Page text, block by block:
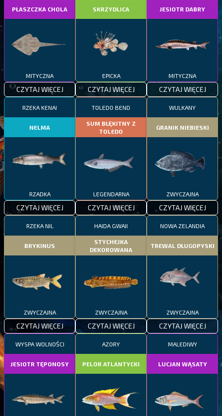
PŁASZCZKA CHOLA
MITYCZNA
CZYTAJ WIĘCEJ
SKRZYDLICA
EPICKA
CZYTAJ WIĘCEJ
JESIOTR DABRY
MITYCZNA
CZYTAJ WIĘCEJ
RZEKA KENAI
NELMA
RZADKA
CZYTAJ WIĘCEJ
TOLEDO BEND
SUM BŁĘKITNY Z
TOLEDO
LEGENDARNA
CZYTAJ WIĘCEJ
WULKANY
GRANIK NIEBIESKI
ZWYCZAJNA
CZYTAJ WIĘCEJ
RZEKA NIL
BRYKINUS
ZWYCZAJNA
CZYTAJ WIĘCEJ
HAIDA GWAII
STYCHEJKA
DEKOROWANA
ZWYCZAJNA
CZYTAJ WIĘCEJ
NOWA ZELANDIA
TREWAL DŁUGOPYSKI
ZWYCZAJNA
CZYTAJ WIĘCEJ
WYSPA WOLNOŚCI
JESIOTR TĘPONOSY
AZORY
PELOR ATLANTYCKI
MALEDIWY
LUCJAN WĄSATY